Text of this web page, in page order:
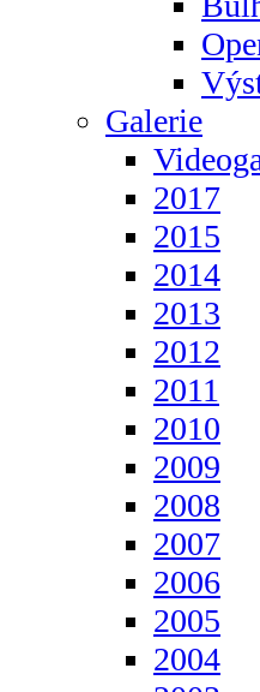
Galerie
2017
2015
2014
2013
2012
2011
2010
2009
2008
2007
2006
2005
2004